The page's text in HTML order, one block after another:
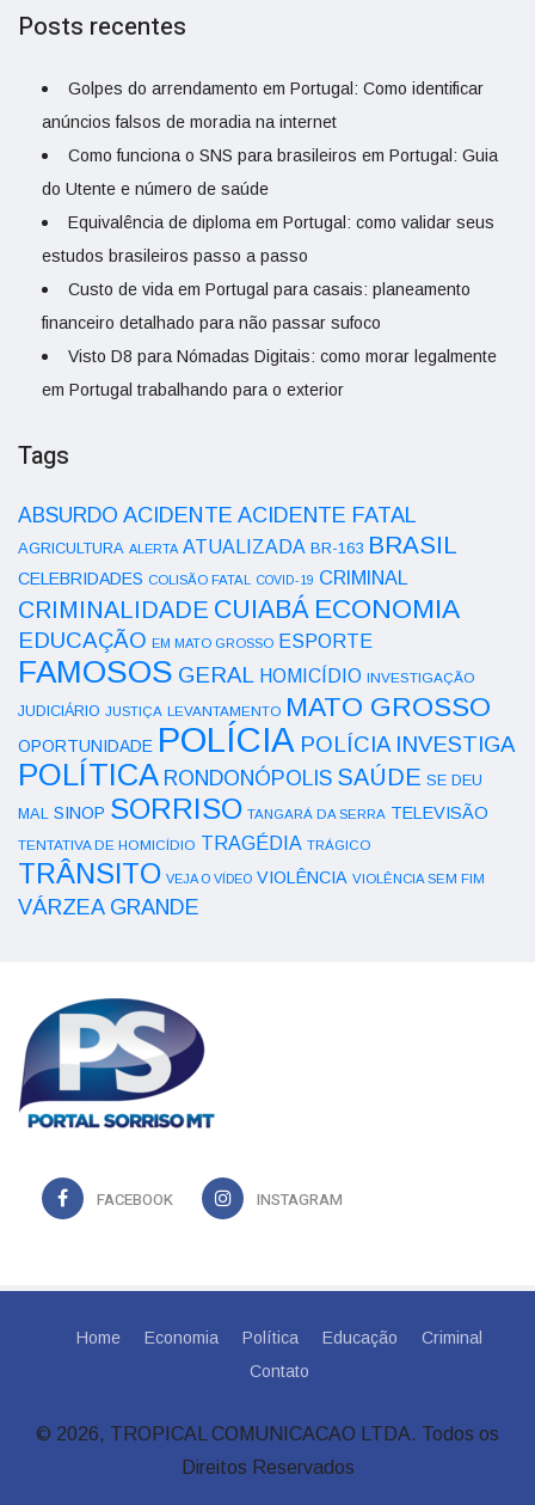
Posts recentes
Golpes do arrendamento em Portugal: Como identificar
anúncios falsos de moradia na internet
Como funciona o SNS para brasileiros em Portugal: Guia
do Utente e número de saúde
Equivalência de diploma em Portugal: como validar seus
estudos brasileiros passo a passo
Custo de vida em Portugal para casais: planeamento
financeiro detalhado para não passar sufoco
Visto D8 para Nómadas Digitais: como morar legalmente
em Portugal trabalhando para o exterior
Tags
ABSURDO ACIDENTE ACIDENTE FATAL
AGRICULTURA ALERTA ATUALIZADA BR-163 BRASIL
CELEBRIDADES COLISÃO FATAL COVID-19 CRIMINAL
CRIMINALIDADE CUIABÁ ECONOMIA
EDUCAÇÃO EM MATO GROSSO ESPORTE
FAMOSOS GERAL HOMICÍDIO INVESTIGAÇÃO
JUDICIÁRIO JUSTIÇA LEVANTAMENTO MATO GROSSO
OPORTUNIDADE POLÍCIA POLÍCIA INVESTIGA
POLÍTICA RONDONÓPOLIS SAÚDE SE DEU
MAL SINOP SORRISO TANGARÁ DA SERRA TELEVISÃO
TENTATIVA DE HOMICÍDIO TRAGÉDIA TRÁGICO
TRÂNSITO VEJA O VÍDEO VIOLÊNCIA VIOLÊNCIA SEM FIM
VÁRZEA GRANDE
FACEBOOK INSTAGRAM
Home Economia Política Educação
Criminal
Contato
© 2026, TROPICAL COMUNICACAO LTDA. Todos os
Direitos Reservados